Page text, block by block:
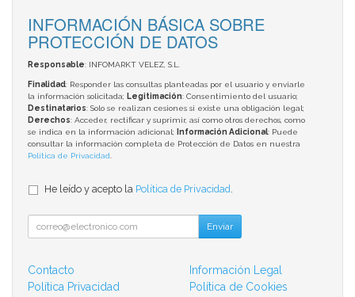
INFORMACIÓN BÁSICA SOBRE
PROTECCIÓN DE DATOS
Responsable: INFOMARKT VELEZ, S.L.
Finalidad: Responder las consultas planteadas por el usuario y enviarle
la información solicitada; Legitimación: Consentimiento del usuario;
Destinatarios: Solo se realizan cesiones si existe una obligación legal;
Derechos: Acceder, rectificar y suprimir, así como otros derechos, como
se indica en la información adicional;
Información Adicional: Puede
consultar la información completa de Protección de Datos en nuestra
Política de Privacidad
He leído y acepto la Política de Privacidad
Enviar
Contacto
Información Legal
Política Privacidad
Política de Cookies